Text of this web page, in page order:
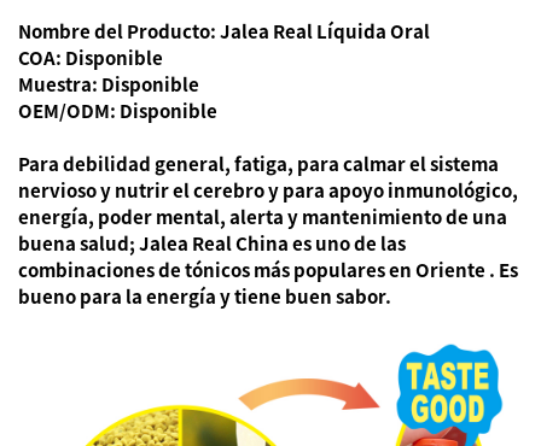
Nombre del Producto: Jalea Real Líquida Oral
COA: Disponible
Muestra: Disponible
OEM/ODM: Disponible
Para debilidad general, fatiga, para calmar el sistema
nervioso y nutrir el cerebro y para apoyo inmunológico,
energía, poder mental, alerta y mantenimiento de una
buena salud;Jalea Real Chinaes uno de las
combinaciones de tónicos más populares en Oriente . Es
bueno para la energía y tiene buen sabor.